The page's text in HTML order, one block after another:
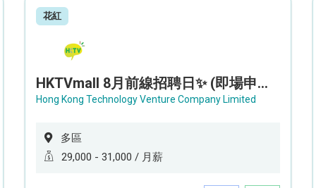
花紅
HKTVmall 8月前線招聘日✨ (即場申請，即場面試) - 設新人獎金高達 16,000 !!!✨
Hong Kong Technology Venture Company Limited
多區
29,000 - 31,000 / 月薪